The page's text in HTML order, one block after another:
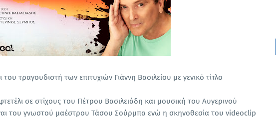
τραγουδιστή των επιτυχιών Γιάννη Βασιλείου με γενικό τίτλο
σε στίχους του Πέτρου Βασιλειάδη και μουσική του Αυγερινού
του γνωστού μαέστρου Τάσου Σούρμπα ενώ η σκηνοθεσία του videoclip